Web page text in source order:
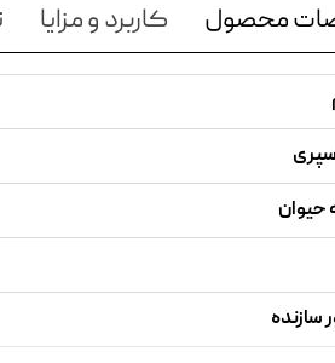
محصول کاربرد و مزایا
حیوان
سازنده